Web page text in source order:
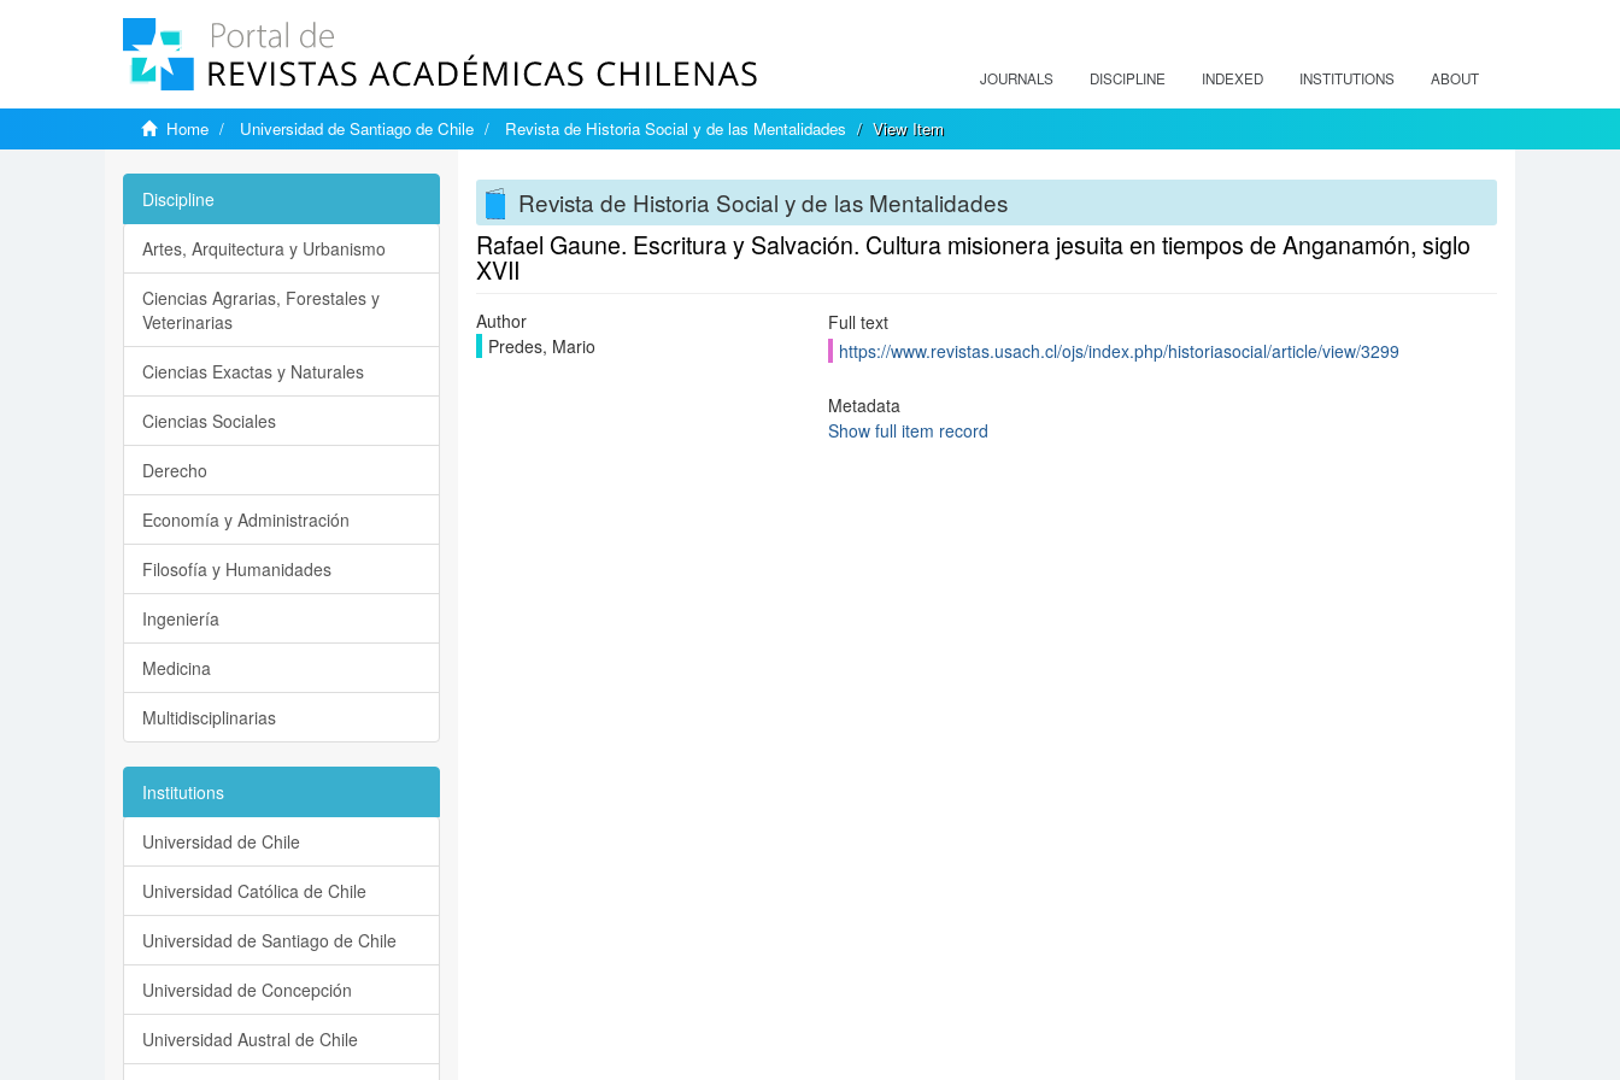
JOURNALS DISCIPLINE INDEXED INSTITUTIONS ABOUT
Home Universidad de Santiago de Chile Revista de Historia Social y de las Mentalidades View Item
Revista de Historia Social y de las Mentalidades
Rafael Gaune. Escritura y Salvación. Cultura misionera jesuita en tiempos de Anganamón, siglo
XVII
Author
Predes, Mario
Full text
https://www.revistas.usach.cl/ojs/index.php/historiasocial/article/view/3299
Metadata
Show full item record
Discipline
Artes, Arquitectura y Urbanismo
Ciencias Agrarias, Forestales y
Veterinarias
Ciencias Exactas y Naturales
Ciencias Sociales
Derecho
Economía y Administración
Filosofía y Humanidades
Ingeniería
Medicina
Multidisciplinarias
Institutions
Universidad de Chile
Universidad Católica de Chile
Universidad de Santiago de Chile
Universidad de Concepción
Universidad Austral de Chile